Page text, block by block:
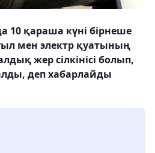
қараша күні бірнеше
мен электр қуатының
жер сілкінісі болып,
деп хабарлайды